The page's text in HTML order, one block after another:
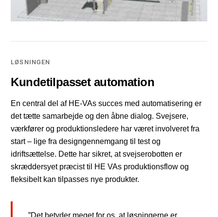
LØSNINGEN
Kundetilpasset automation
En central del af HE-VAs succes med automatisering er
det tætte samarbejde og den åbne dialog. Svejsere,
værkfører og produktionsledere har været involveret fra
start – lige fra designgennemgang til test og
idriftsættelse. Dette har sikret, at svejserobotten er
skræddersyet præcist til HE VAs produktionsflow og
fleksibelt kan tilpasses nye produkter.
”Det betyder meget for os, at løsningerne er